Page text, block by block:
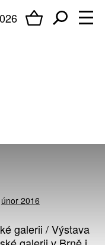
únor 2016
galerii / Výstava